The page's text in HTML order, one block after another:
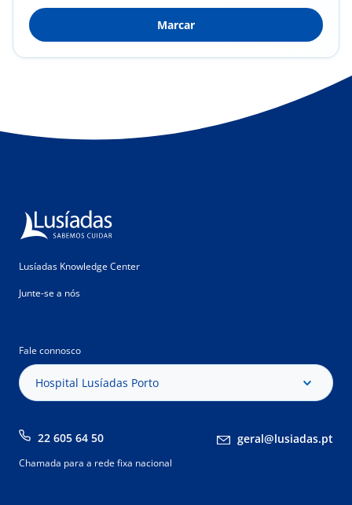
Marcar
Lusíadas Knowledge Center
Junte-se a nós
Fale connosco
Hospital Lusíadas Porto
22 605 64 50 geral@lusiadas.pt
Chamada para a rede fixa nacional